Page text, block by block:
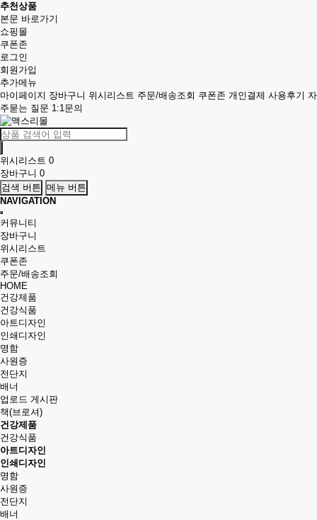
추천상품
본문 바로가기
쇼핑몰
쿠폰존
로그인
회원가입
추가메뉴
마이페이지 장바구니 위시리스트 주문/배송조회 쿠폰존 개인결제 사용후기 자
주묻는 질문 1:1문의
위시리스트 0
장바구니 0
검색 버튼 메뉴 버튼
NAVIGATION
커뮤니티
장바구니
위시리스트
쿠폰존
주문/배송조회
HOME
건강제품
건강식품
아트디자인
인쇄디자인
명함
사원증
전단지
배너
업로드 게시판
책(브로셔)
건강제품
건강식품
아트디자인
인쇄디자인
명함
사원증
전단지
배너